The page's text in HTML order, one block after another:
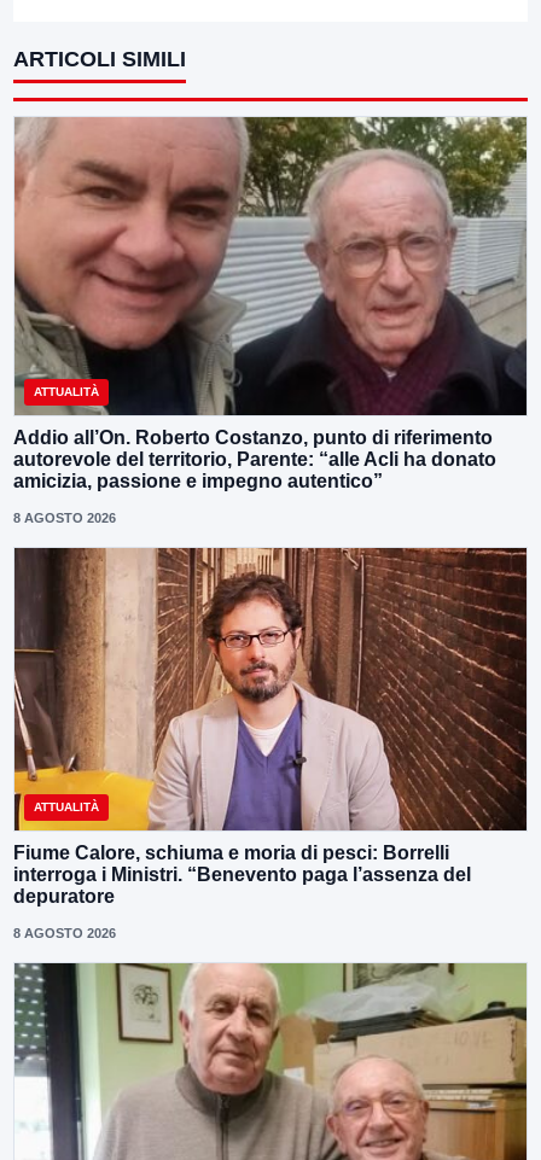
ARTICOLI SIMILI
ATTUALITÀ
Addio all’On. Roberto Costanzo, punto di riferimento
autorevole del territorio, Parente: “alle Acli ha donato
amicizia, passione e impegno autentico”
8 AGOSTO 2026
ATTUALITÀ
Fiume Calore, schiuma e moria di pesci: Borrelli
interroga i Ministri. “Benevento paga l’assenza del
depuratore
8 AGOSTO 2026